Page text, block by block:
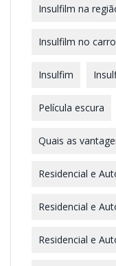
Insulfilm na
Insulfilm no carro
Insulfim
Película escura
Quais as
Residencial e
Residencial e
Residencial e